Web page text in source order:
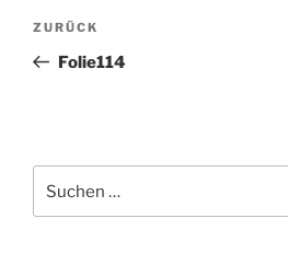
Beitragsnavigation
Vorheriger
Beitrag
ZURÜCK
Folie114
nach: